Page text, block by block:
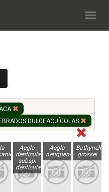
DULCEACUÍCOLAS
Aegla
denticulata
subsp.
denticulada
Aegla
neuquensis
Bathynella
grossei